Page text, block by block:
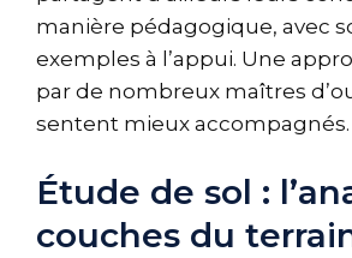
manière pédagogique, avec
exemples à l’appui. Une
par de nombreux maîtres
sentent mieux accompagnés.
Étude de sol :
couches du